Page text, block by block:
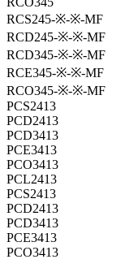
RCS245-※-※-MF
RCD245-※-※-MF
RCD345-※-※-MF
RCE345-※-※-MF
RCO345-※-※-MF
PCS2413
PCD2413
PCD3413
PCE3413
PCO3413
PCL2413
PCS2413
PCD2413
PCD3413
PCE3413
PCO3413